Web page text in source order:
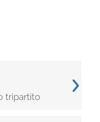
tripartito